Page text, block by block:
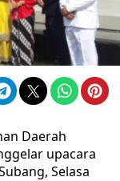
Daerah
upacara
Selasa